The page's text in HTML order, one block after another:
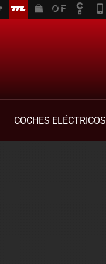
COCHES ELÉCTRICOS